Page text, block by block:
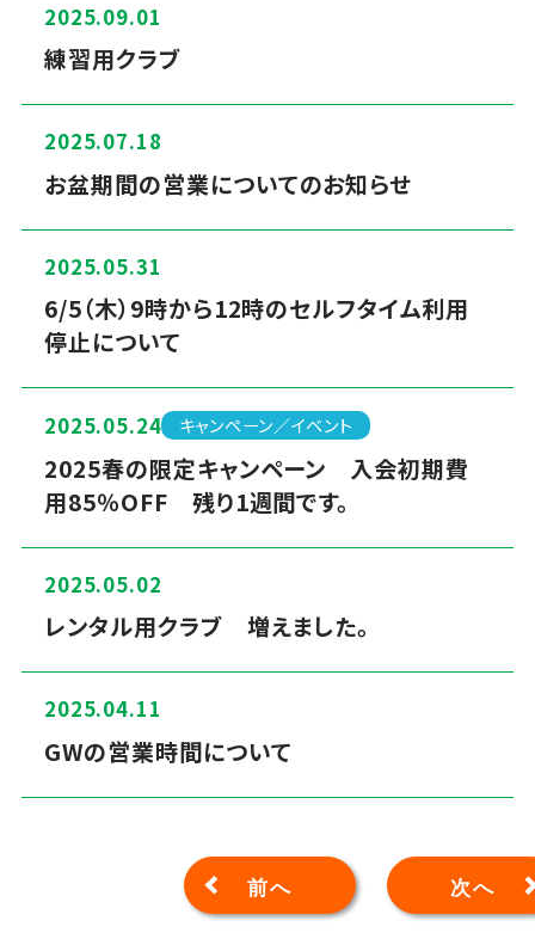
2025.09.01
練習用クラブ
2025.07.18
お盆期間の営業についてのお知らせ
2025.05.31
6/5（木）9時から12時のセルフタイム利用
停止について
2025.05.24 キャンペーン／イベント
2025春の限定キャンペーン 入会初期費
用85％OFF 残り1週間です。
2025.05.02
レンタル用クラブ 増えました。
2025.04.11
GWの営業時間について
前へ 次へ